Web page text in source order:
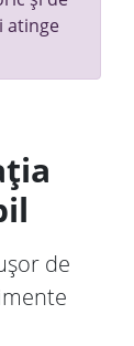
atinge
de